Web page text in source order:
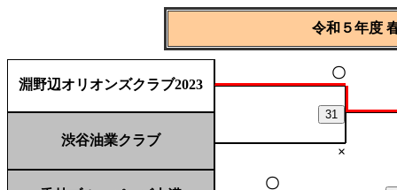
令和５年度
淵野辺オリオンズクラブ2023
〇
31
渋谷油業クラブ
×
〇